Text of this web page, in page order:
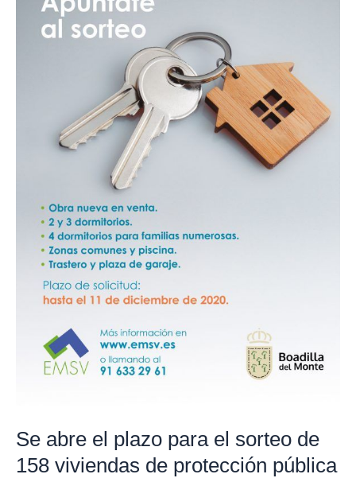
Se abre el plazo para el sorteo de
158 viviendas de protección pública
viviendas
régimen
Boadilla